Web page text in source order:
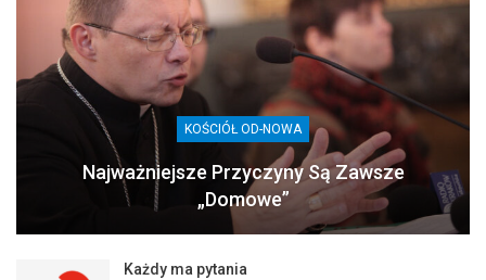
KOŚCIÓŁ OD-NOWA
Najważniejsze Przyczyny Są Zawsze
„domowe”
Każdy ma pytania